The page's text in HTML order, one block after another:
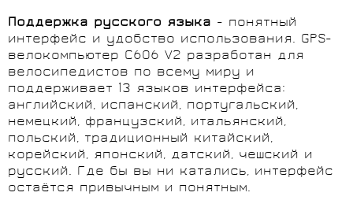
Поддержка русского языка - понятный
интерфейс и удобство использования. GPS-
велокомпьютер C606 V2 разработан для
велосипедистов по всему миру и
поддерживает 13 языков интерфейса:
английский, испанский, португальский,
немецкий, французский, итальянский,
польский, традиционный китайский,
корейский, японский, датский, чешский и
русский. Где бы вы ни катались, интерфейс
остаётся привычным и понятным.